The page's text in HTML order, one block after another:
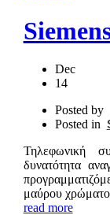
Dec
14
Posted by
Posted in
Τηλεφωνική
δυνατότητα
μαύρου
read more